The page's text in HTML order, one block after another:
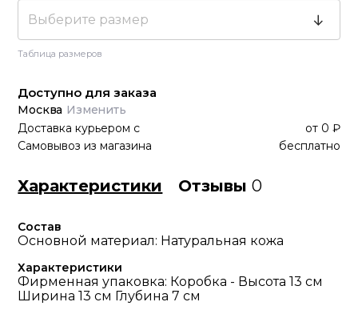
Выберите размер
Таблица размеров
Доступно для заказа
Москва Изменить
Доставка курьером с от 0 ₽
Самовывоз из магазина
бесплатно
Характеристики Отзывы0
Состав
Основной материал: Натуральная кожа
Характеристики
Фирменная упаковка: Коробка - Высота 13 см
Ширина 13 см Глубина 7 см